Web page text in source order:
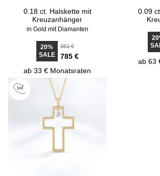
0.18 ct. Halskette mit
Kreuzanhänger
in Gold mit Diamanten
20%
SALE
981 €
785 €
ab 33 € Monatsraten
0.09
ab 63